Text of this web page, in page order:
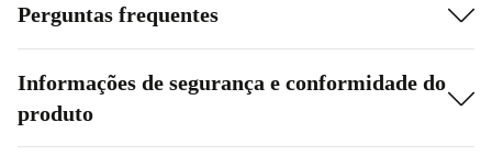
Perguntas frequentes
Informações de segurança e conformidade do
produto